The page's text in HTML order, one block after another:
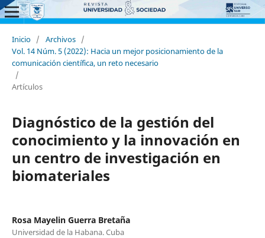
Inicio / Archivos /
Vol. 14 Núm. 5 (2022): Hacia un mejor posicionamiento de la
comunicación científica, un reto necesario
/
Artículos
Diagnóstico de la gestión del
conocimiento y la innovación en
un centro de investigación en
biomateriales
Rosa Mayelin Guerra Bretaña
Universidad de la Habana. Cuba